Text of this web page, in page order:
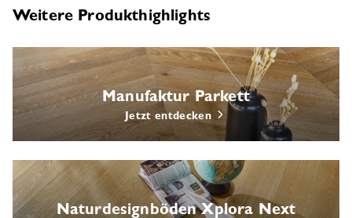
Weitere Produkthighlights
Manufaktur Parkett
Jetzt entdecken
Naturdesignböden Xplora Next